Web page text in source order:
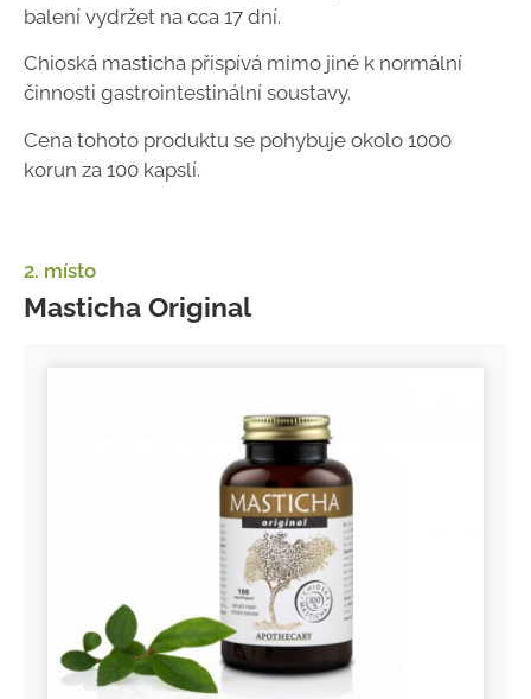
balení vydržet na cca 17 dní.
Chioská masticha přispívá mimo jiné k normální
činnosti gastrointestinální soustavy.
Cena tohoto produktu se pohybuje okolo 1000
korun za 100 kapslí.
2. místo
Masticha Original